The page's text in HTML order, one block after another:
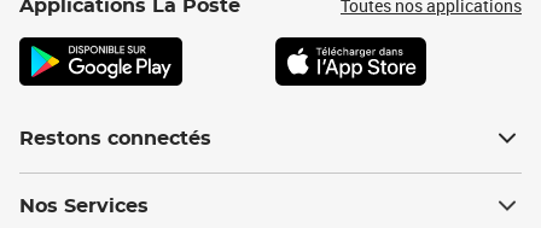
Applications La Poste Toutes nos applications
Restons connectés
Nos Services